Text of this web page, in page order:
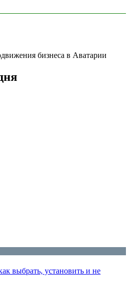
бизнеса в Аватарии
выбрать, установить и не